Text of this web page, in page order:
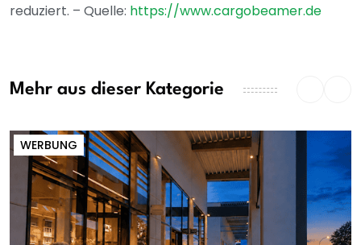
reduziert. – Quelle: https://www.cargobeamer.de
Mehr aus dieser Kategorie
WERBUNG